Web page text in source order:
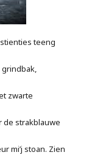
teeng
zwarte
de strakblauwe
mi’j stoan. Zien